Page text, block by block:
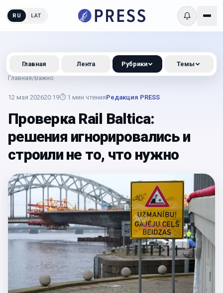
RU LAT
Главная/Важно
12 мая 202620:19⏱ 1 мин чтенияРедакция PRESS
Проверка Rail Baltica:
решения игнорировались и
строили не то, что нужно
Главная Лента Рубрики Темы